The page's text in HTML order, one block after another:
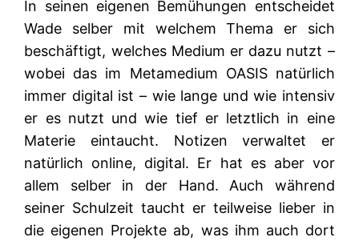
In seinen eigenen Bemühungen entscheidet
Wade selber mit welchem Thema er sich
beschäftigt, welches Medium er dazu nutzt –
wobei das im Metamedium OASIS natürlich
immer digital ist – wie lange und wie intensiv
er es nutzt und wie tief er letztlich in eine
Materie eintaucht. Notizen verwaltet er
natürlich online, digital. Er hat es aber vor
allem selber in der Hand. Auch während
seiner Schulzeit taucht er teilweise lieber in
die eigenen Projekte ab, was ihm auch dort